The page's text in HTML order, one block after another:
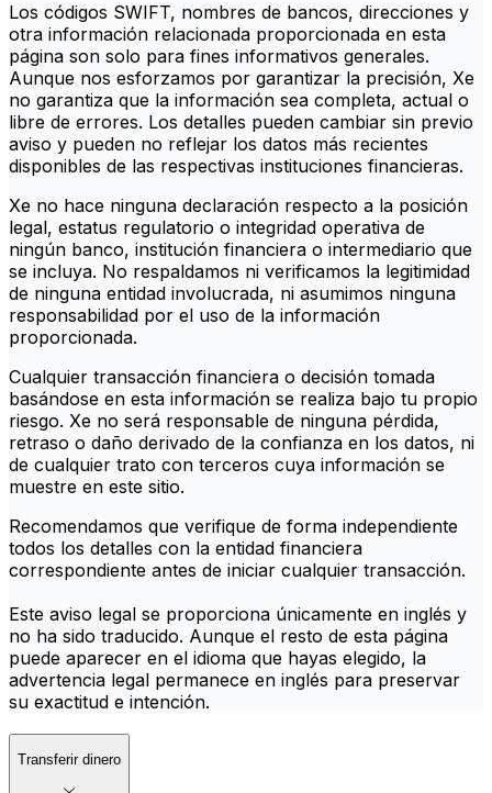
Los códigos SWIFT, nombres de bancos, direcciones y
otra información relacionada proporcionada en esta
página son solo para fines informativos generales.
Aunque nos esforzamos por garantizar la precisión, Xe
no garantiza que la información sea completa, actual o
libre de errores. Los detalles pueden cambiar sin previo
aviso y pueden no reflejar los datos más recientes
disponibles de las respectivas instituciones financieras.
Xe no hace ninguna declaración respecto a la posición
legal, estatus regulatorio o integridad operativa de
ningún banco, institución financiera o intermediario que
se incluya. No respaldamos ni verificamos la legitimidad
de ninguna entidad involucrada, ni asumimos ninguna
responsabilidad por el uso de la información
proporcionada.
Cualquier transacción financiera o decisión tomada
basándose en esta información se realiza bajo tu propio
riesgo. Xe no será responsable de ninguna pérdida,
retraso o daño derivado de la confianza en los datos, ni
de cualquier trato con terceros cuya información se
muestre en este sitio.
Recomendamos que verifique de forma independiente
todos los detalles con la entidad financiera
correspondiente antes de iniciar cualquier transacción.
Este aviso legal se proporciona únicamente en inglés y
no ha sido traducido. Aunque el resto de esta página
puede aparecer en el idioma que hayas elegido, la
advertencia legal permanece en inglés para preservar
su exactitud e intención.
Transferir dinero